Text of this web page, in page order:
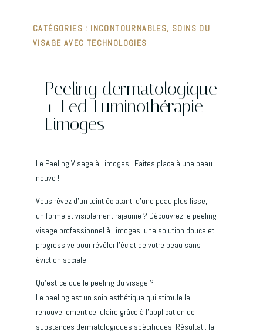
CATÉGORIES : INCONTOURNABLES, SOINS DU
VISAGE AVEC TECHNOLOGIES
Peeling dermatologique
+ Led Luminothérapie
Limoges
Le Peeling Visage à Limoges : Faites place à une peau
neuve !
Vous rêvez d’un teint éclatant, d’une peau plus lisse,
uniforme et visiblement rajeunie ? Découvrez le peeling
visage professionnel à Limoges, une solution douce et
progressive pour révéler l’éclat de votre peau sans
éviction sociale.
Qu’est-ce que le peeling du visage ?
Le peeling est un soin esthétique qui stimule le
renouvellement cellulaire grâce à l’application de
substances dermatologiques spécifiques. Résultat : la